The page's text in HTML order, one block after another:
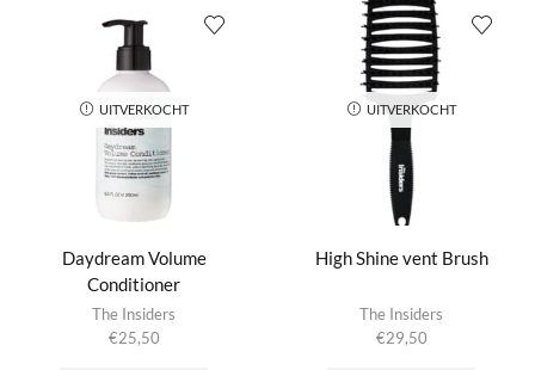
UITVERKOCHT
Daydream Volume
Conditioner
The Insiders
€25,50
UITVERKOCHT
High Shine vent Brush
The Insiders
€29,50